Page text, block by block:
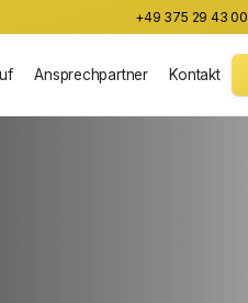
+49 375 29 43 00
Ansprechpartner Kontakt